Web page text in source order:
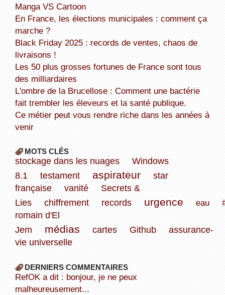
Manga VS Cartoon
En France, les élections municipales : comment ça
marche ?
Black Friday 2025 : records de ventes, chaos de
livraisons !
Les 50 plus grosses fortunes de France sont tous
des milliardaires
L'ombre de la Brucellose : Comment une bactérie
fait trembler les éleveurs et la santé publique.
Ce métier peut vous rendre riche dans les années à
venir
MOTS CLÉS
stockage dans les nuages
Windows
8.1
testament aspirateur
star
française
vanité
Secrets &
Lies
chiffrement records urgence eau
romain d'El
Jem
médias cartes Github
assurance-
vie universelle
DERNIERS COMMENTAIRES
refOK a dit : bonjour, je ne peux
malheureusement...